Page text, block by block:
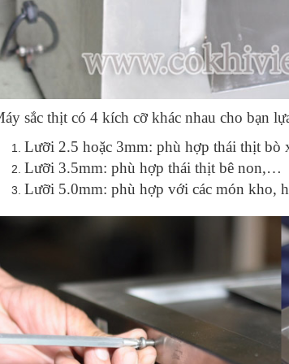
sắc thịt có 4 kích cỡ khác nhau cho bạn
Lưỡi 2.5 hoặc 3mm: phù hợp thái thịt bò
Lưỡi 3.5mm: phù hợp thái thịt bê non,…
Lưỡi 5.0mm: phù hợp với các món kho,